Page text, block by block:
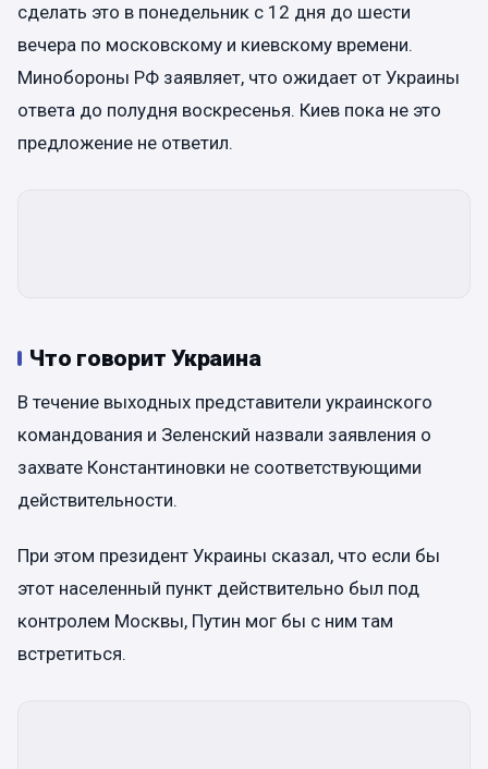
сделать это в понедельник с 12 дня до шести
вечера по московскому и киевскому времени.
Минобороны РФ заявляет, что ожидает от Украины
ответа до полудня воскресенья. Киев пока не это
предложение не ответил.
Что говорит Украина
В течение выходных представители украинского
командования и Зеленский назвали заявления о
захвате Константиновки не соответствующими
действительности.
При этом президент Украины сказал, что если бы
этот населенный пункт действительно был под
контролем Москвы, Путин мог бы с ним там
встретиться.